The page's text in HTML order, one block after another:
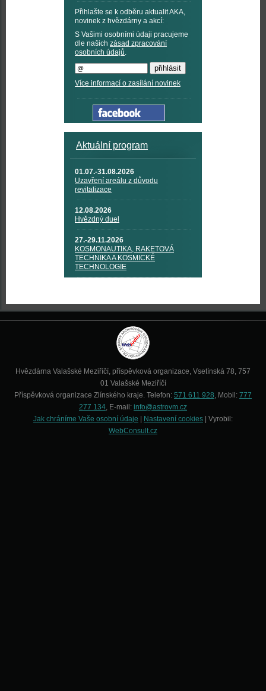
Přihlašte se k odběru aktualit AKA,
novinek z hvězdárny a akcí:
S Vašimi osobními údaji pracujeme
dle našich zásad zpracování
osobních údajů.
Více informací o zasílání novinek
Aktuální program
01.07.-31.08.2026
Uzavření areálu z důvodu
revitalizace
12.08.2026
Hvězdný duel
27.-29.11.2026
KOSMONAUTIKA, RAKETOVÁ
TECHNIKA A KOSMICKÉ
TECHNOLOGIE
Hvězdárna Valašské Meziříčí, příspěvková organizace, Vsetínská 78, 757
01 Valašské Meziříčí
Příspěvková organizace Zlínského kraje. Telefon: 571 611 928, Mobil: 777
277 134, E-mail: info@astrovm.cz
Jak chráníme Vaše osobní údaje
Nastavení cookies | Vyrobil:
WebConsult.cz